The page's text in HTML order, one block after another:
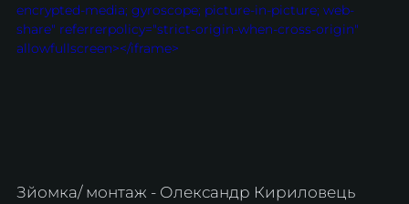
encrypted-media; gyroscope; picture-in-picture; web-
share" referrerpolicy="strict-origin-when-cross-origin"
allowfullscreen></iframe>
Зйомка/ монтаж - Олександр Кириловець